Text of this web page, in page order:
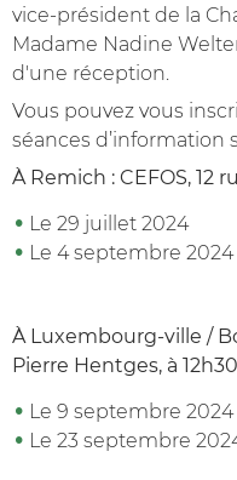
vice-président de la
Madame Nadine
d'une réception.
Vous pouvez vous
séances d’information
À Remich : CEFOS, 12
Le 29 juillet 2024
Le 4 septembre 2024
À Luxembourg-ville /
Pierre Hentges, à
Le 9 septembre 2024
Le 23 septembre